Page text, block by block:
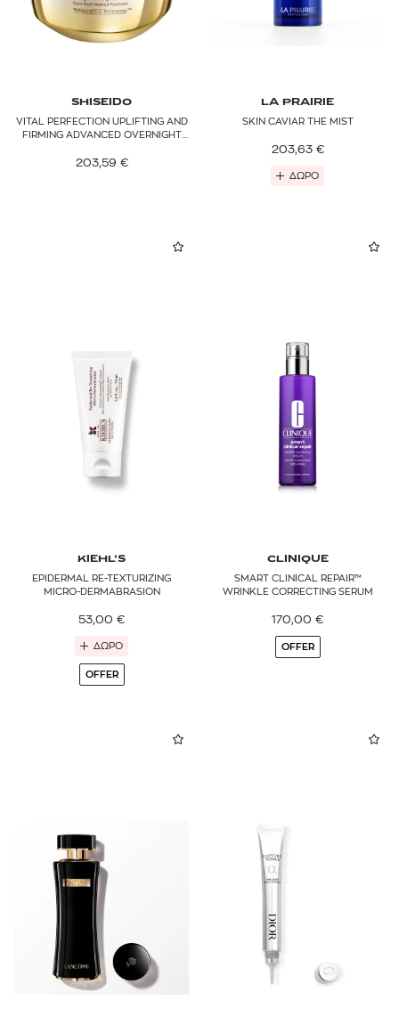
SHISEIDO
VITAL PERFECTION UPLIFTING AND
FIRMING ADVANCED OVERNIGHT
203,59 €
LA PRAIRIE
SKIN CAVIAR THE MIST
203,63 €
ΔΩΡΟ
KIEHL’S
EPIDERMAL RE-TEXTURIZING
MICRO-DERMABRASION
53,00 €
ΔΩΡΟ
OFFER
CLINIQUE
SMART CLINICAL REPAIR™
WRINKLE CORRECTING SERUM
170,00 €
OFFER